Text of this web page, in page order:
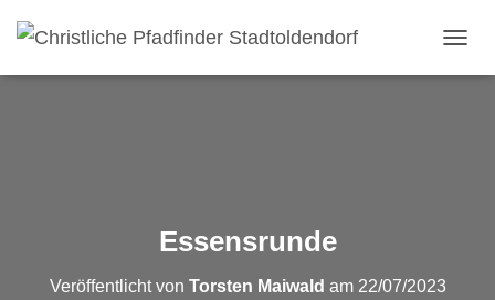
Essensrunde
Veröffentlicht von Torsten Maiwald am 22/07/2023